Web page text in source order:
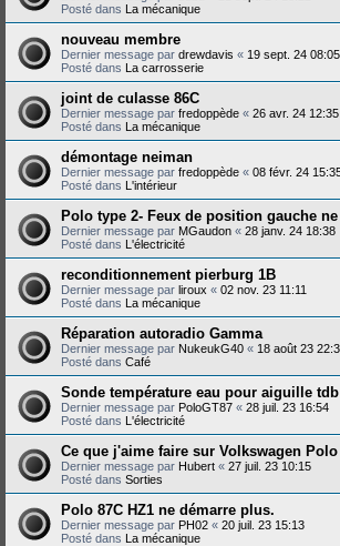
Posté dans La mécanique
nouveau membre
Dernier message par drewdavis « 19 sept. 24 08:05
Posté dans La carrosserie
joint de culasse 86C
Dernier message par fredoppède « 26 avr. 24 12:35
Posté dans La mécanique
démontage neiman
Dernier message par fredoppède « 08 févr. 24
Posté dans L'intérieur
Polo type 2- Feux de position gauche
Dernier message par MGaudon « 28 janv. 24 18:38
Posté dans L'électricité
reconditionnement pierburg 1B
Dernier message par liroux « 02 nov. 23 11:11
Posté dans La mécanique
Réparation autoradio Gamma
Dernier message par NukeukG40 « 18 août 23
Posté dans Café
Sonde température eau pour aiguille tdb
Dernier message par PoloGT87 « 28 juil. 23 16:54
Posté dans L'électricité
Ce que j'aime faire sur Volkswagen Polo
Dernier message par Hubert « 27 juil. 23 10:15
Posté dans Sorties
Polo 87C HZ1 ne démarre plus.
Dernier message par PH02 « 20 juil. 23 15:13
Posté dans La mécanique